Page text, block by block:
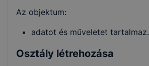
Az objektum:
adatot és műveletet tartalmaz.
Osztály létrehozása